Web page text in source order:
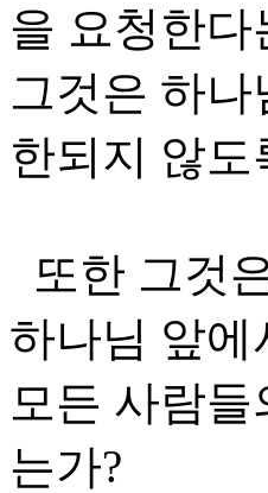
을 요청한
그것은 하
한되지 않도
또한 그것
하나님 앞에
모든 사람
는가?